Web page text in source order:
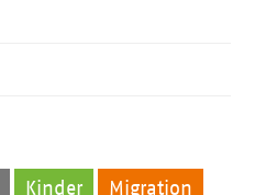
Kinder Migration